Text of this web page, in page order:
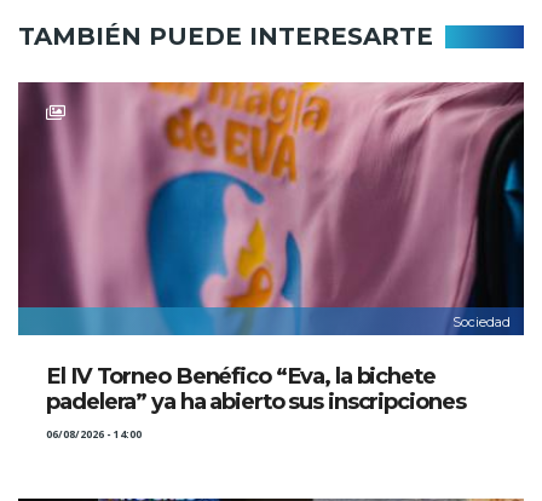
TAMBIÉN PUEDE INTERESARTE
Sociedad
El IV Torneo Benéfico “Eva, la bichete
padelera” ya ha abierto sus inscripciones
06/08/2026 - 14:00